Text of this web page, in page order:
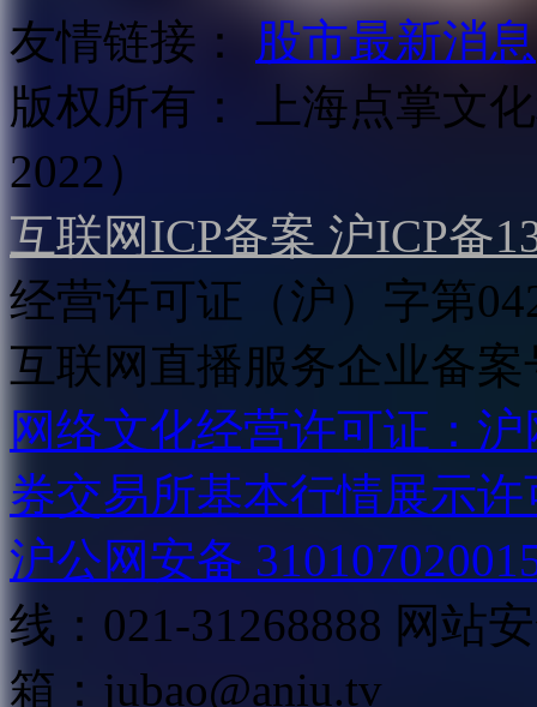
友情链接：
股市最新消息
版权所有：
上海点掌文
2022）
互联网ICP备案 沪ICP备
经营许可证（沪）字第
互联网直播服务企业备案
网络文化经营许可证：
券交易所基本行情展示许
沪公网安备
线：021-31268888 网站
箱： jubao@aniu.tv